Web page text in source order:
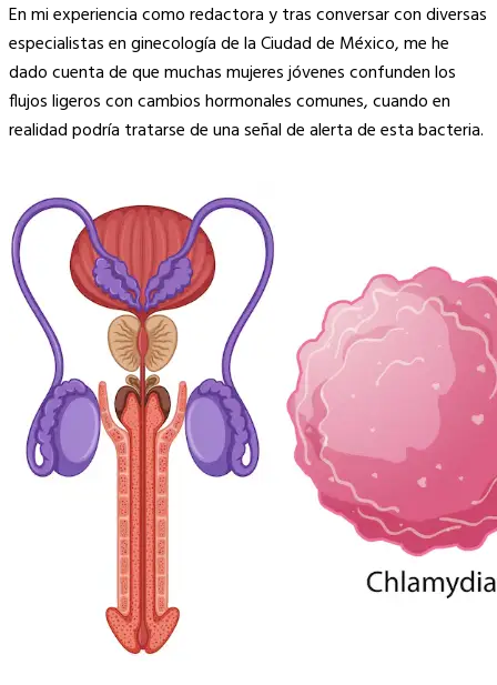
En mi experiencia como redactora y tras conversar con diversas
especialistas en ginecología de la Ciudad de México, me he
dado cuenta de que muchas mujeres jóvenes confunden los
flujos ligeros con cambios hormonales comunes, cuando en
realidad podría tratarse de una señal de alerta de esta bacteria.